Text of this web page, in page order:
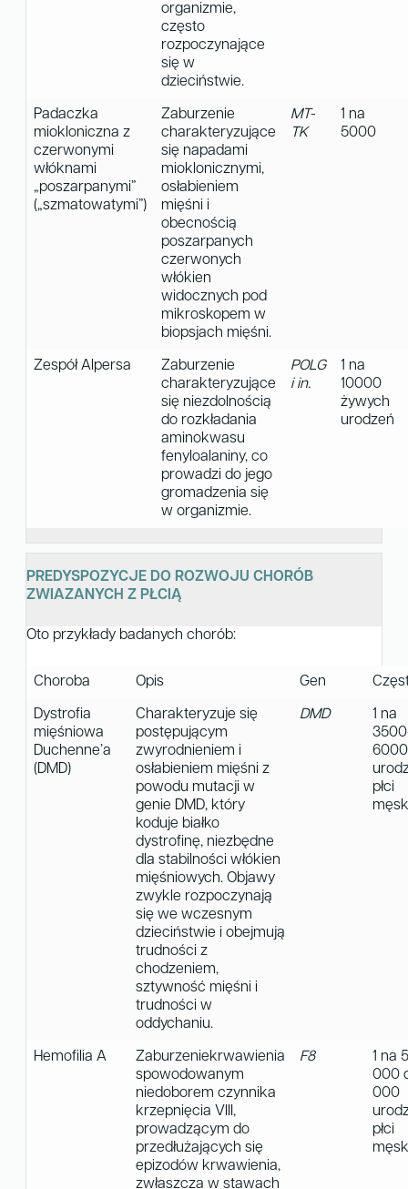
organizmie,
często
rozpoczynające
się w
dzieciństwie.
Padaczka
miokloniczna z
czerwonymi
włóknami
„poszarpanymi”
(„szmatowatymi”)
Zaburzenie
charakteryzujące
się napadami
mioklonicznymi,
osłabieniem
mięśni i
obecnością
poszarpanych
czerwonych
włókien
widocznych pod
mikroskopem w
biopsjach mięśni.
MT-
TK
1 na
5000
Zespół Alpersa
Zaburzenie
charakteryzujące
się niezdolnością
do rozkładania
aminokwasu
fenyloalaniny, co
prowadzi do jego
gromadzenia się
w organizmie.
POLG
i in.
1 na
10000
żywych
urodzeń
PREDYSPOZYCJE DO ROZWOJU CHORÓB
ZWIAZANYCH Z PŁCIĄ
Oto przykłady badanych chorób:
Choroba Opis Gen
Dystrofia
mięśniowa
Duchenne’a
(DMD)
Charakteryzuje się
postępującym
zwyrodnieniem i
osłabieniem mięśni z
powodu mutacji w
genie DMD, który
koduje białko
dystrofinę, niezbędne
dla stabilności włókien
mięśniowych. Objawy
zwykle rozpoczynają
się we wczesnym
dzieciństwie i obejmują
trudności z
chodzeniem,
sztywność mięśni i
trudności w
oddychaniu.
DMD
1 na
6000
płci
Hemofilia A
Zaburzeniekrwawienia
spowodowanym
niedoborem czynnika
krzepnięcia VIII,
prowadzącym do
przedłużających się
epizodów krwawienia,
zwłaszcza w stawach
F8
1 na 5
000
000
płci